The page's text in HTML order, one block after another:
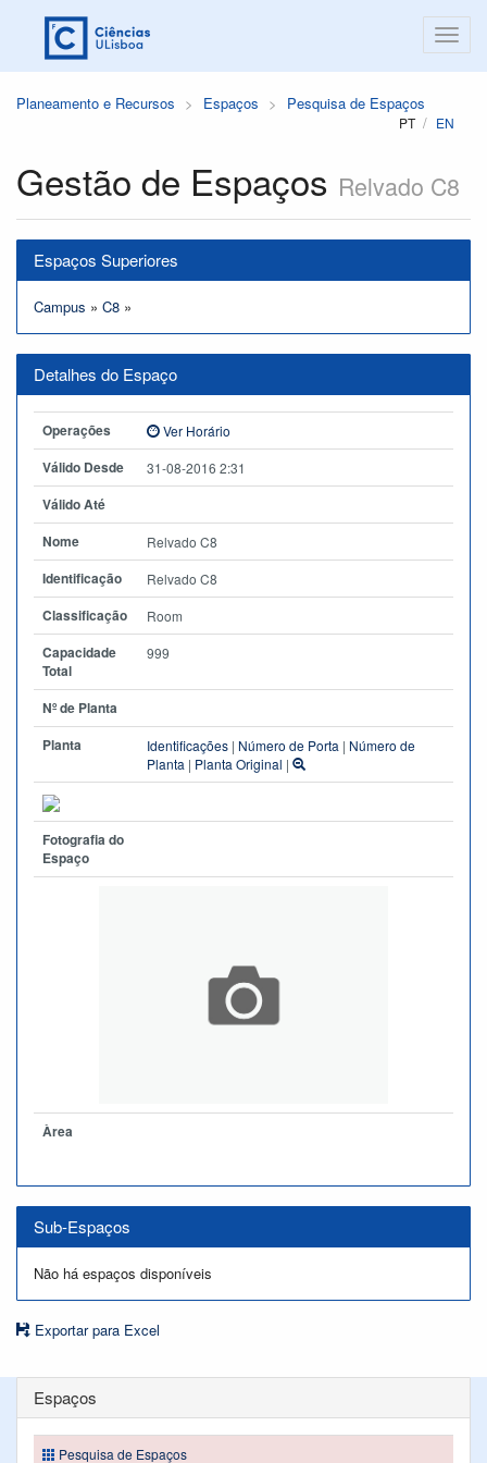
Planeamento e Recursos Espaços Pesquisa de Espaços
PT EN
Gestão de Espaços Relvado C8
Espaços Superiores
Campus » C8 »
Detalhes do Espaço
Operações Ver Horário
Válido Desde 31-08-2016 2:31
Válido Até
Nome
Relvado C8
Identificação Relvado C8
Classificação Room
Capacidade
Total
999
Nº de Planta
Planta
Identificações | Número de Porta | Número de
Planta | Planta Original |
Fotografia do
Espaço
Àrea
Sub-Espaços
Não há espaços disponíveis
Exportar para Excel
Espaços
Pesquisa de Espaços